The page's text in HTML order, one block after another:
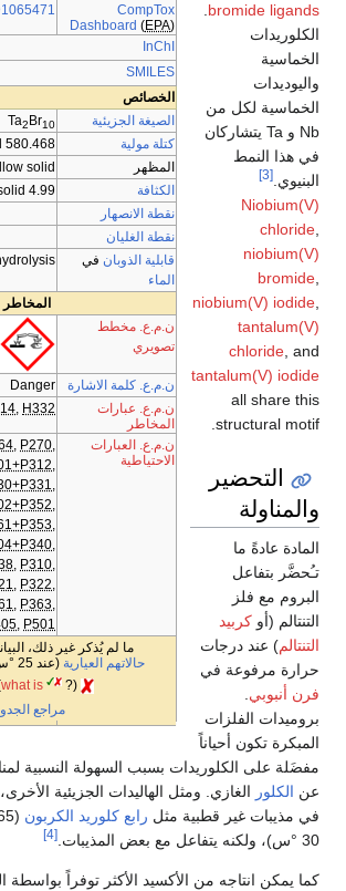
CompTox
Dashboard (EPA)
InChI
SMILES
الخصائص
الصيغة الجزيئية
Ta2 Br10
كتلة مولية
580.468 g/mol
المظهر
solid
الكثافة
4.99 g/cm
نقطة الانصهار
نقطة الغليان
قابلية الذوبان في
الماء
المخاطر
ن.م.ع. مخطط
تصويري
ن.م.ع. كلمة الاشارة
Danger
ن.م.ع. عبارات
المخاطر
, H332
ن.م.ع. العبارات
الاحتياطية
, P270,
,
,
,
,
,
, P310,
, P322,
, P363,
, P501
ما لم يُذكر غير ذلك،
حالاتهم العيارية (عند 25 °س [77 °ف]، 100 kPa).
what is
?)
مراجع
bromide ligands
الكلوريدات
الخماسية
واليوديدات
الخماسية لكل من
Nb و Ta يتشاركان
في هذا النمط
البنيوي. [3]
Niobium(V)
chloride
niobium(V)
bromide
niobium(V) iodide
tantalum(V)
chloride , and
tantalum(V) iodide
all share this
structural motif.
التحضير
والمناولة
المادة عادةً ما
تـُحضَّر بتفاعل
البروم مع فلز
التنتالم (أو كربيد
التنتالم) عند درجات
حرارة مرفوعة في
فرن أنبوبي.
بروميدات الفلزات
المبكرة تكون أحياناً
مفضَلة على الكلوريدات بسبب السهولة النسبية
عن الكلور الغازي. ومثل الهاليدات الجزيئية
في مذيبات غير قطبية مثل رابع كلوريد الكربون
30 °س)، ولكنه يتفاعل مع بعض المذيبات.
[4]
كما يمكن انتاجه من الأكسيد الأكثر توفراً بواسطة